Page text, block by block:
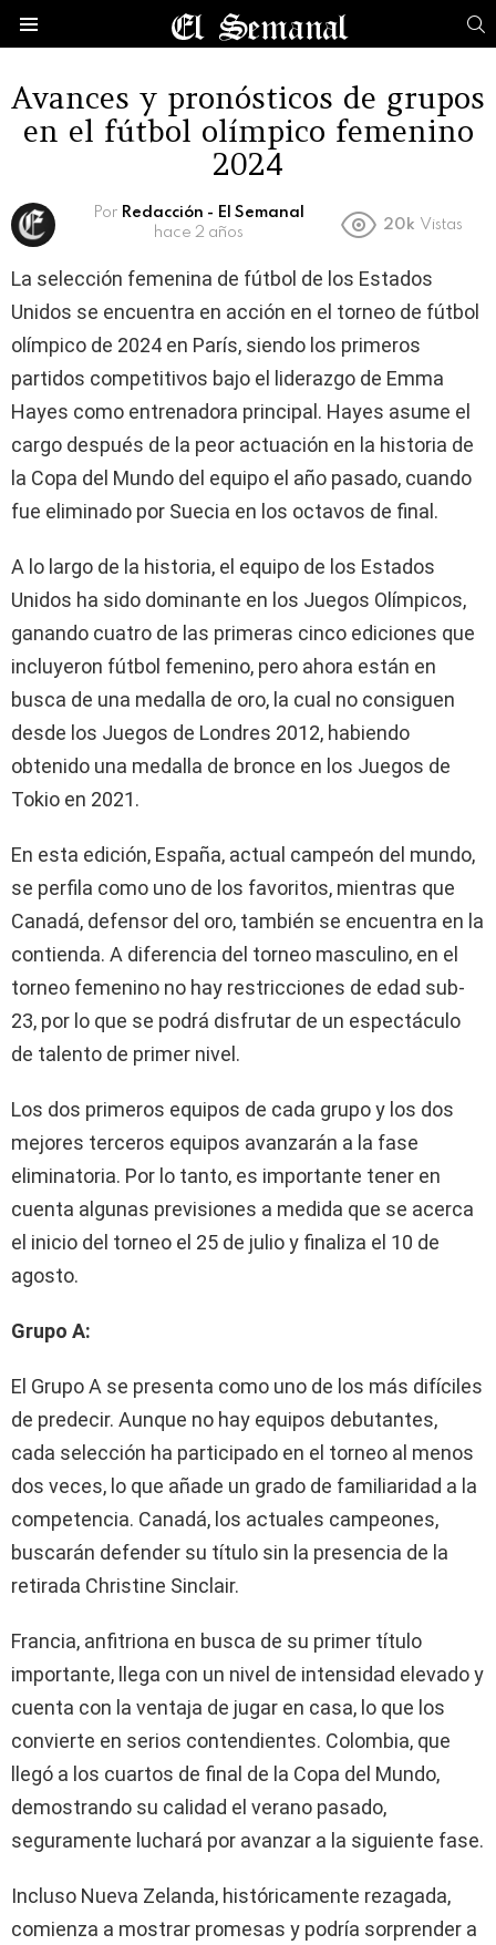
Avances y pronósticos de grupos
en el fútbol olímpico femenino
2024
Por Redacción - El Semanal
hace 2 años
20k Vistas
La selección femenina de fútbol de los Estados
Unidos se encuentra en acción en el torneo de fútbol
olímpico de 2024 en París, siendo los primeros
partidos competitivos bajo el liderazgo de Emma
Hayes como entrenadora principal. Hayes asume el
cargo después de la peor actuación en la historia de
la Copa del Mundo del equipo el año pasado, cuando
fue eliminado por Suecia en los octavos de final.
A lo largo de la historia, el equipo de los Estados
Unidos ha sido dominante en los Juegos Olímpicos,
ganando cuatro de las primeras cinco ediciones que
incluyeron fútbol femenino, pero ahora están en
busca de una medalla de oro, la cual no consiguen
desde los Juegos de Londres 2012, habiendo
obtenido una medalla de bronce en los Juegos de
Tokio en 2021.
En esta edición, España, actual campeón del mundo,
se perfila como uno de los favoritos, mientras que
Canadá, defensor del oro, también se encuentra en la
contienda. A diferencia del torneo masculino, en el
torneo femenino no hay restricciones de edad sub-
23, por lo que se podrá disfrutar de un espectáculo
de talento de primer nivel.
Los dos primeros equipos de cada grupo y los dos
mejores terceros equipos avanzarán a la fase
eliminatoria. Por lo tanto, es importante tener en
cuenta algunas previsiones a medida que se acerca
el inicio del torneo el 25 de julio y finaliza el 10 de
agosto.
Grupo A:
El Grupo A se presenta como uno de los más difíciles
de predecir. Aunque no hay equipos debutantes,
cada selección ha participado en el torneo al menos
dos veces, lo que añade un grado de familiaridad a la
competencia. Canadá, los actuales campeones,
buscarán defender su título sin la presencia de la
retirada Christine Sinclair.
Francia, anfitriona en busca de su primer título
importante, llega con un nivel de intensidad elevado y
cuenta con la ventaja de jugar en casa, lo que los
convierte en serios contendientes. Colombia, que
llegó a los cuartos de final de la Copa del Mundo,
demostrando su calidad el verano pasado,
seguramente luchará por avanzar a la siguiente fase.
Incluso Nueva Zelanda, históricamente rezagada,
comienza a mostrar promesas y podría sorprender a